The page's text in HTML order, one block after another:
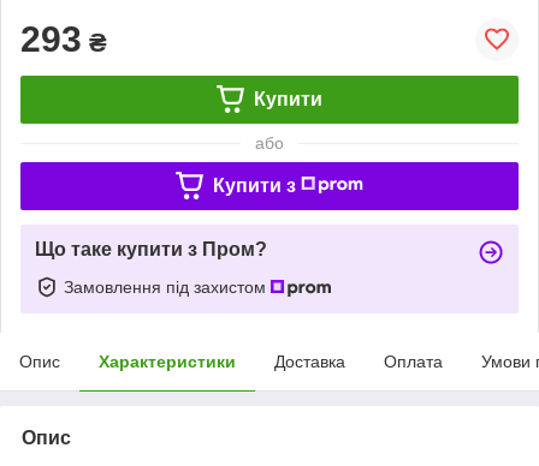
293 ₴
Купити
або
Купити з
Що таке купити з Пром?
Замовлення під захистом
Опис Характеристики Доставка Оплата Умови
Опис